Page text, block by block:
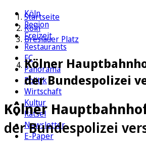
Köln
Region
Freizeit
Restaurants
FC
Panorama
Politik
Wirtschaft
Kultur
Rätsel
Newsletter
E-Paper
Startseite
Köln
Breslauer Platz
Kölner
der Bundespolizei
Kölner
der Bundespolizei